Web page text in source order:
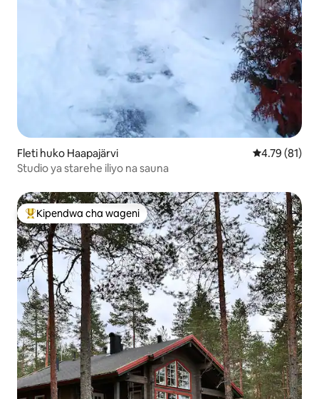
Fleti huko Haapajärvi Ukadiriaji wa
4.79 (81)
Studio ya starehe iliyo na sauna
Kipendwa maarufu cha wageni
Kipendwa cha wageni